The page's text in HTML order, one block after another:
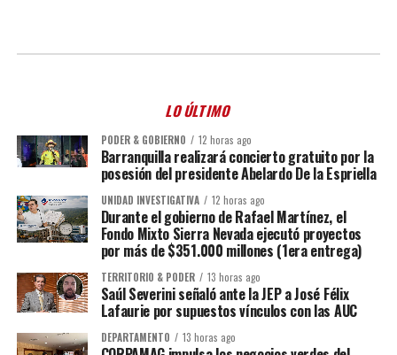
LO ÚLTIMO
PODER & GOBIERNO 12 horas ago
Barranquilla realizará concierto gratuito por la
posesión del presidente Abelardo De la Espriella
UNIDAD INVESTIGATIVA 12 horas ago
Durante el gobierno de Rafael Martínez, el
Fondo Mixto Sierra Nevada ejecutó proyectos
por más de $351.000 millones (1era entrega)
TERRITORIO & PODER 13 horas ago
Saúl Severini señaló ante la JEP a José Félix
Lafaurie por supuestos vínculos con las AUC
DEPARTAMENTO 13 horas ago